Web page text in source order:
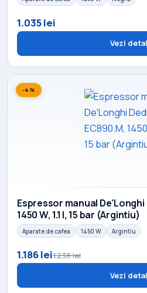
1.035 lei
Vezi
-4%
Espressor manual De'Longhi
1450 W, 1.1 l, 15 bar (Argintiu)
Aparate de cafea 1450 W Argintiu
1.186 lei1.238 lei
Vezi